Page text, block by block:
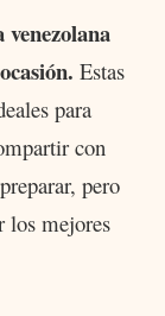
venezolana
Estas
para
con
pero
los mejores